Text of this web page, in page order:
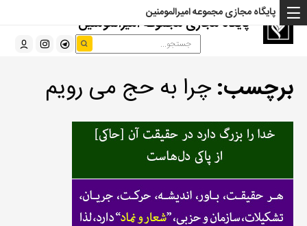
پایگاه مجازی مجموعه امیرالمومنین
پایگاه مجازی مجموعه امیرالمومنین
برچسب:چرا به حج می رویم